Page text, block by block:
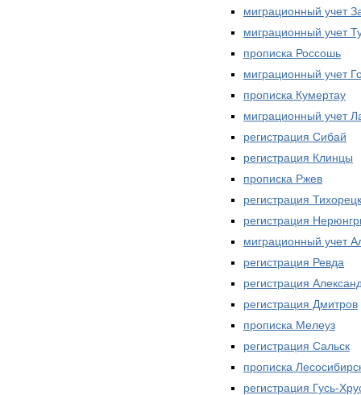
миграционный учет
миграционный учет
прописка Россошь
миграционный учет
прописка Кумертау
миграционный учет
регистрация Сибай
регистрация Клинцы
прописка Ржев
регистрация Тихорецк
регистрация
миграционный учет
регистрация Ревда
регистрация
регистрация Дмитров
прописка Мелеуз
регистрация Сальск
прописка
регистрация Гусь-